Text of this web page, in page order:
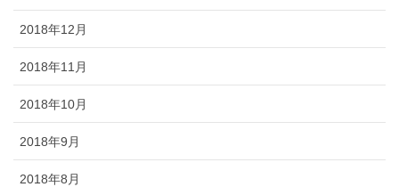
2018年12月
2018年11月
2018年10月
2018年9月
2018年8月